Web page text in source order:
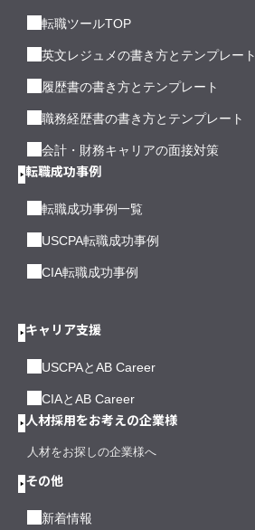
転職ツールTOP
英文レジュメの書き方とテンプレート
履歴書の書き方とテンプレート
職務経歴書の書き方とテンプレート
会計・財務キャリアの面接対策
転職成功事例
転職成功事例一覧
USCPA転職成功事例
CIA転職成功事例
キャリア支援
USCPAとAB Career
CIAとAB Career
人材採用をお考えの企業様
人材をお探しの企業様へ
その他
新着情報